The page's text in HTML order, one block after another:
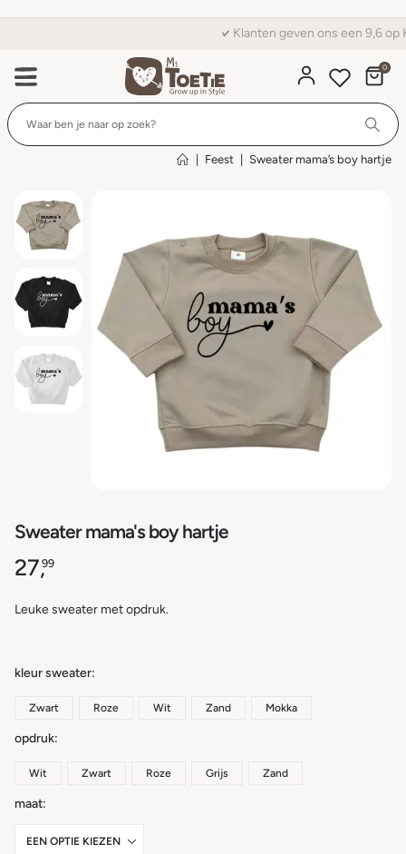
Klanten geven ons een 9,6 op Kiyoh
0
Feest Sweater mama’s boy hartje
Sweater mama's boy hartje
27,99
Leuke sweater met opdruk.
kleur sweater
Zwart Roze Wit Zand Mokka
opdruk
Wit Zwart Roze Grijs Zand
maat